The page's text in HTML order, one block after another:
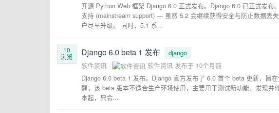
开源 Python Web 框架 Django 6.0 正式发布。Django 6.0 已正式发布
支持 (mainstream support) — 虽然 5.2 会继续获得安全与防止数据丢
户尽早升级。 同时，5.1 系...
10
浏览
Django 6.0 beta 1 发布
django
软件资讯
软件资讯 发布于 10个月前
Django 6.0 beta 1 发布。Django 官方发布了 6.0 首个 beta 更新，旨
醒，该 beta 版本不适合生产环境使用，主要用于测试新功能、发现并
本起，只会...